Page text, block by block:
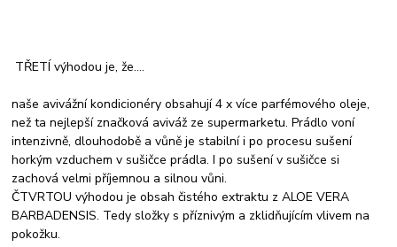
TŘETÍ výhodou je, že....
naše avivážní kondicionéry obsahují 4 x více parfémového oleje,
než ta nejlepší značková aviváž ze supermarketu. Prádlo voní
intenzivně, dlouhodobě a vůně je stabilní i po procesu sušení
horkým vzduchem v sušičce prádla. I po sušení v sušičce si
zachová velmi příjemnou a silnou vůni.
ČTVRTOU výhodou je obsah čistého extraktu z ALOE VERA
BARBADENSIS. Tedy složky s příznivým a zklidňujícím vlivem na
pokožku.